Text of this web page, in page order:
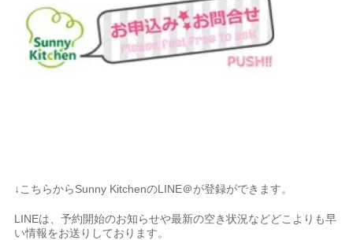
↓こちらからSunny KitchenのLINE＠が登録ができます。
LINEは、予約開始のお知らせや最新の空き状況などどこよりも早
い情報をお送りしております。